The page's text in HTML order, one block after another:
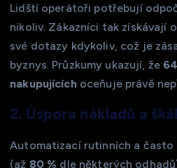
Lidští operátoři potřebují
nikoliv. Zákazníci tak získávají
své dotazy kdykoliv, což je
byznys. Průzkumy ukazují, že
nakupujícíchoceňuje právě
2. Úspora nákladů a
Automatizací rutinních a často
(až 80 % dle některých